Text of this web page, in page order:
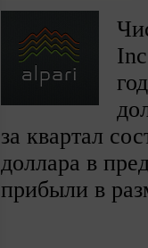
за квартал
доллара в
прибыли в